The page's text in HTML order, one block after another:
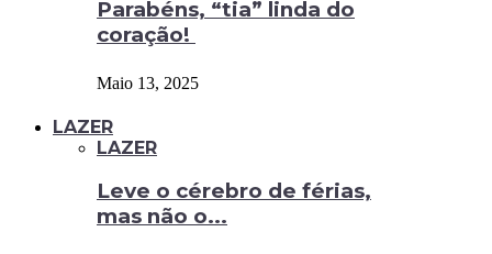
Parabéns, “tia” linda do
coração!
Maio 13, 2025
LAZER
LAZER
Leve o cérebro de férias,
mas não o...